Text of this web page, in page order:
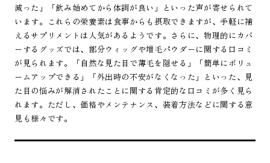
減った」「飲み始めてから体調が良い」といった声が寄せられて
います。これらの栄養素は食事からも摂取できますが、手軽に補
えるサプリメントは人気があるようです。さらに、物理的にカバ
ーするグッズでは、部分ウィッグや増毛パウダーに関する口コミ
が見られます。「自然な見た目で薄毛を隠せる」「簡単にボリュ
ームアップできる」「外出時の不安がなくなった」といった、見
た目の悩みが解消されたことに関する肯定的な口コミが多く見ら
れます。ただし、価格やメンテナンス、装着方法などに関する意
見も様々です。